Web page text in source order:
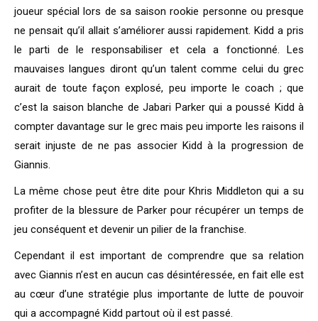
joueur spécial lors de sa saison rookie personne ou presque
ne pensait qu’il allait s’améliorer aussi rapidement. Kidd a pris
le parti de le responsabiliser et cela a fonctionné. Les
mauvaises langues diront qu’un talent comme celui du grec
aurait de toute façon explosé, peu importe le coach ; que
c’est la saison blanche de Jabari Parker qui a poussé Kidd à
compter davantage sur le grec mais peu importe les raisons il
serait injuste de ne pas associer Kidd à la progression de
Giannis.
La même chose peut être dite pour Khris Middleton qui a su
profiter de la blessure de Parker pour récupérer un temps de
jeu conséquent et devenir un pilier de la franchise.
Cependant il est important de comprendre que sa relation
avec Giannis n’est en aucun cas désintéressée, en fait elle est
au cœur d’une stratégie plus importante de lutte de pouvoir
qui a accompagné Kidd partout où il est passé.